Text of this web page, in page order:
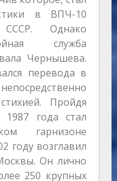
в ВПЧ-10
Однако
служба
Чернышева.
перевода в
Пройдя
1987 года стал
гарнизоне
году возглавил
Он лично
250 крупных